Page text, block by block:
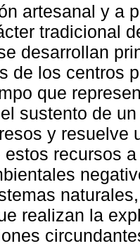
artesanal y a
tradicional
desarrollan
de los centros
que
sustento de
y resuelve
estos recursos
realizan la